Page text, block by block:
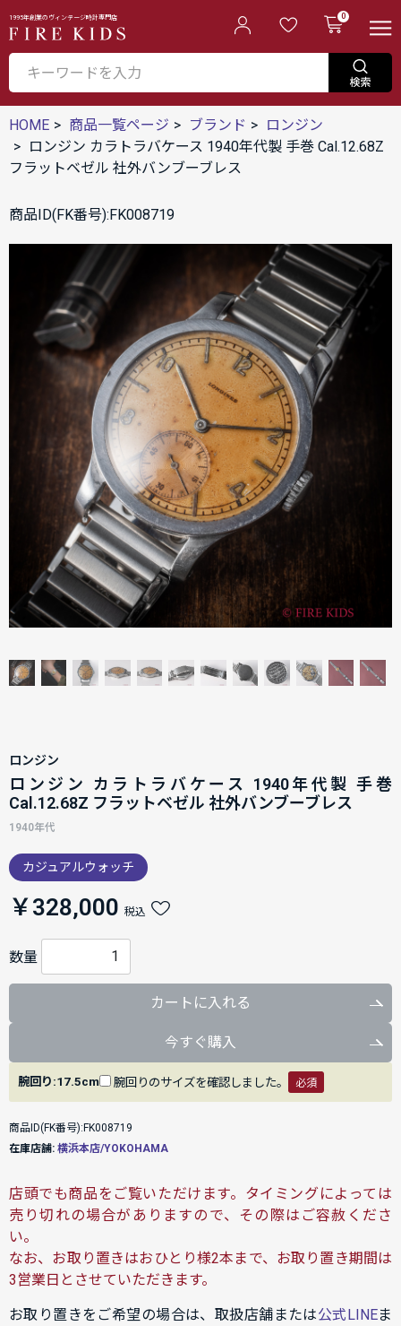
1995年創業のヴィンテージ時計専門店 0
HOME 商品一覧ページ ブランド
ロンジン
ロンジン カラトラバケース 1940年代製 手巻 Cal.12.68Z
フラットベゼル 社外バンブーブレス
商品ID(FK番号):FK008719
ロンジン
ロンジン カラトラバケース 1940年代製 手巻
Cal.12.68Z フラットベゼル 社外バンブーブレス
1940年代
カジュアルウォッチ
￥328,000 税込
数量
カートに入れる
今すぐ購入
腕回り:17.5cm 腕回りのサイズを確認しました。 必須
商品ID(FK番号):FK008719
在庫店舗: 横浜本店/YOKOHAMA
店頭でも商品をご覧いただけます。タイミングによっては
売り切れの場合がありますので、その際はご容赦くださ
い。
なお、お取り置きはおひとり様2本まで、お取り置き期間は
3営業日とさせていただきます。
お取り置きをご希望の場合は、取扱店舗または公式LINEま